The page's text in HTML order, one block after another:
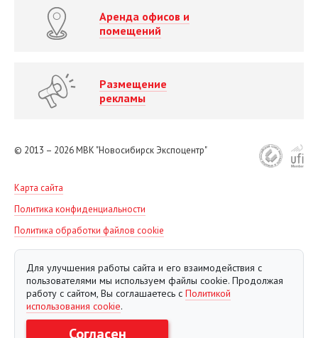
Аренда офисов и
помещений
Размещение
рекламы
Для улучшения работы сайта и его взаимодействия с
пользователями мы используем файлы cookie. Продолжая
работу с сайтом, Вы соглашаетесь с Политикой
использования cookie.
Согласен
© 2013 – 2026МВК "Новосибирск Экспоцентр"
Карта сайта
Политика конфиденциальности
Политика обработки файлов cookie